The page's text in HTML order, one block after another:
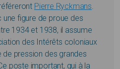
Pierre Ryckmans
figure de proue des
1934 et 1938, il assume
des Intérêts coloniaux
de pression des grandes
poste important, qui à la